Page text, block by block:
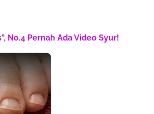
No.4 Pernah Ada Video Syur!